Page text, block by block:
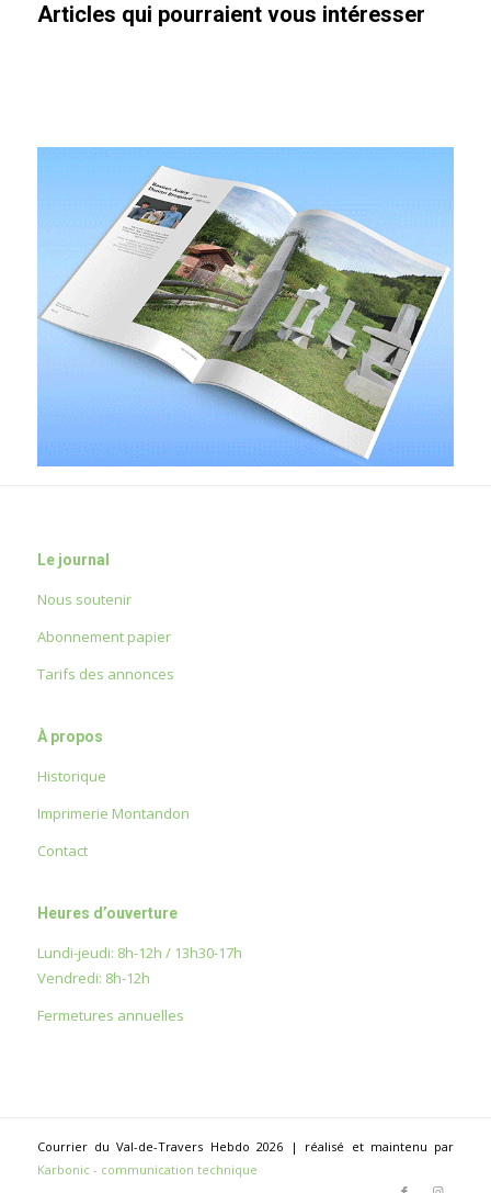
Articles qui pourraient vous intéresser
Le journal
Nous soutenir
Abonnement papier
Tarifs des annonces
À propos
Historique
Imprimerie Montandon
Contact
Heures d’ouverture
Lundi-jeudi: 8h-12h / 13h30-17h
Vendredi: 8h-12h
Fermetures annuelles
Courrier du Val-de-Travers Hebdo 2026 | réalisé et maintenu par
Karbonic - communication technique